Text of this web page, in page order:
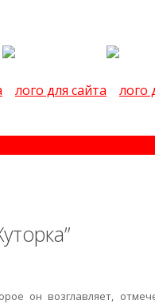
он возглавляет,